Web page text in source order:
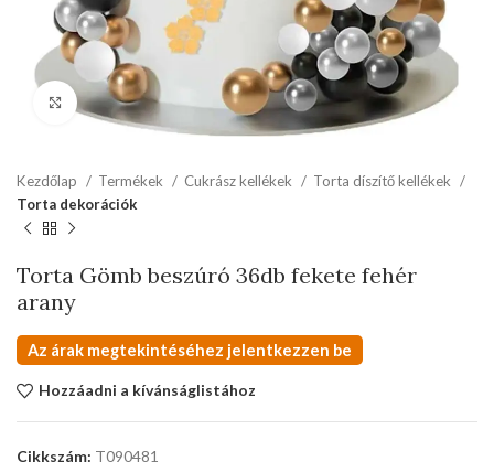
kattints a kinagyításhoz
Kezdőlap Termékek Cukrász kellékek
Torta díszítő kellékek
Torta dekorációk
Torta Gömb beszúró 36db fekete fehér
arany
Az árak megtekintéséhez jelentkezzen be
Hozzáadni a kívánságlistához
Cikkszám: T090481